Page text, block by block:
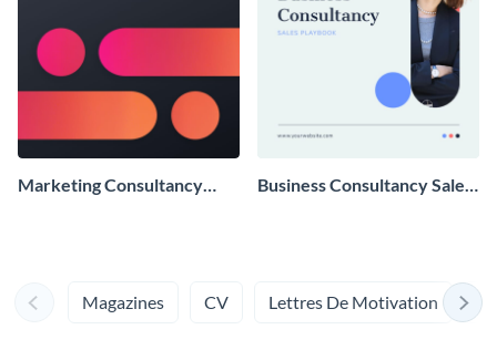
Marketing Consultancy
Business Consultancy Sales
Magazines CV Lettres De Motivation